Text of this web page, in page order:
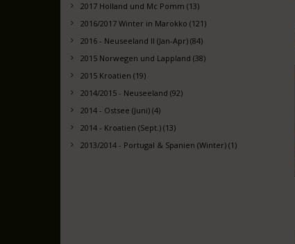
2017 Holland und Mc Pomm (13)
2016/2017 Winter in Marokko (121)
2016 - Neuseeland II (Jan-Apr) (84)
2015 Norwegen und Lappland (38)
2015 Kroatien (19)
2014/2015 - Neuseeland (92)
2014 - Ostsee (Juni) (4)
2014 - Kroatien (Sept.) (13)
2013/2014 - Portugal & Spanien (Winter) (1)